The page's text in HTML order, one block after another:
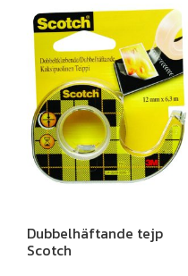
Dubbelhäftande tejp
Scotch